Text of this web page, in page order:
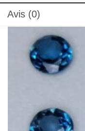
Avis (0)